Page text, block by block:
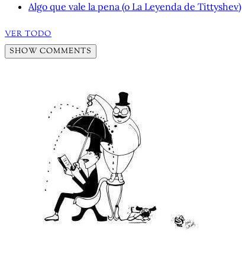
Algo que vale la pena (o La Leyenda de Tittyshev)
VER TODO
SHOW COMMENTS